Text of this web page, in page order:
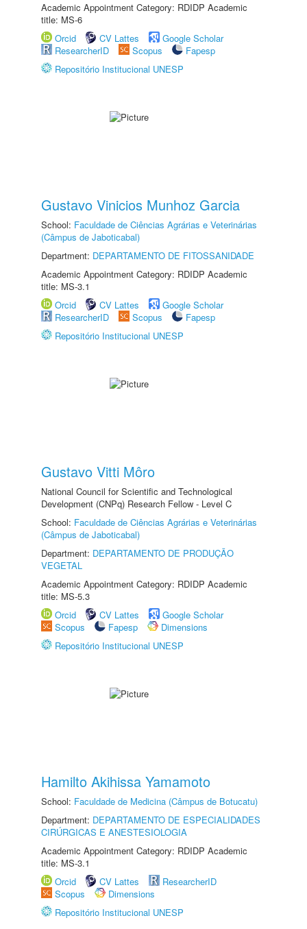
Academic Appointment Category: RDIDP Academic
title: MS-6
Orcid
CV Lattes
Google Scholar
ResearcherID
Scopus
Fapesp
Repositório Institucional UNESP
Gustavo Vinicios Munhoz Garcia
School: Faculdade de Ciências Agrárias e Veterinárias
(Câmpus de Jaboticabal)
Department: DEPARTAMENTO DE FITOSSANIDADE
Academic Appointment Category: RDIDP Academic
title: MS-3.1
Orcid
CV Lattes
Google Scholar
ResearcherID
Scopus
Fapesp
Repositório Institucional UNESP
Gustavo Vitti Môro
National Council for Scientific and Technological
Development (CNPq) Research Fellow - Level C
School: Faculdade de Ciências Agrárias e Veterinárias
(Câmpus de Jaboticabal)
Department: DEPARTAMENTO DE PRODUÇÃO
VEGETAL
Academic Appointment Category: RDIDP Academic
title: MS-5.3
Orcid
CV Lattes
Google Scholar
Scopus
Fapesp
Dimensions
Repositório Institucional UNESP
Hamilto Akihissa Yamamoto
School: Faculdade de Medicina (Câmpus de Botucatu)
Department: DEPARTAMENTO DE ESPECIALIDADES
CIRÚRGICAS E ANESTESIOLOGIA
Academic Appointment Category: RDIDP Academic
title: MS-3.1
Orcid
CV Lattes
ResearcherID
Scopus
Dimensions
Repositório Institucional UNESP